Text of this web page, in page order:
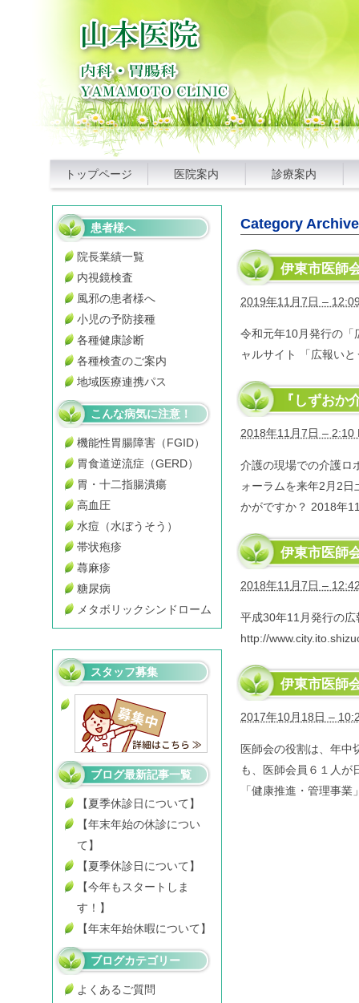
トップページ 医院案内 診療案内
Category
伊東市医師
2019年11月7日 –
令和元年10月発行の「
ャルサイト 「広報い
『しずおか
2018年11月7日 – 2:10
介護の現場での介護ロ
ォーラムを来年2月2
かがですか？ 2018年
伊東市医師
2018年11月7日 –
平成30年11月発行の
http://
伊東市医師
2017年10月18日 –
医師会の役割は、年中
も、医師会員６１人
「健康推進・管理事
患者様へ
院長業績一覧
内視鏡検査
風邪の患者様へ
小児の予防接種
各種健康診断
各種検査のご案内
地域医療連携パス
こんな病気に注意！
機能性胃腸障害（FGID）
胃食道逆流症（GERD）
胃・十二指腸潰瘍
高血圧
水痘（水ぼうそう）
帯状疱疹
蕁麻疹
糖尿病
メタボリックシンドローム
スタッフ募集
ブログ最新記事一覧
【夏季休診日について】
【年末年始の休診につい
て】
【夏季休診日について】
【今年もスタートしま
す！】
【年末年始休暇について】
ブログカテゴリー
よくあるご質問